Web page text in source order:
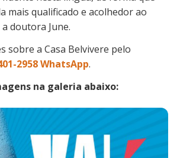
mais qualificado e acolhedor ao
doutora June.
sobre a Casa Belvivere pelo
2958 WhatsApp.
na galeria abaixo: